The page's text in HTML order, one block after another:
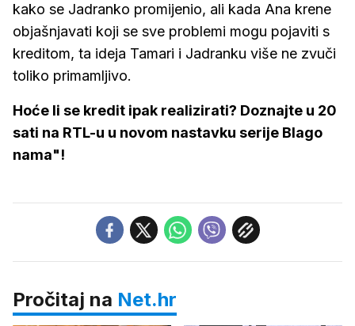
kako se Jadranko promijenio, ali kada Ana krene
objašnjavati koji se sve problemi mogu pojaviti s
kreditom, ta ideja Tamari i Jadranku više ne zvuči
toliko primamljivo.
Hoće li se kredit ipak realizirati? Doznajte u 20
sati na RTL-u u novom nastavku serije Blago
nama"!
Pročitaj na Net.hr